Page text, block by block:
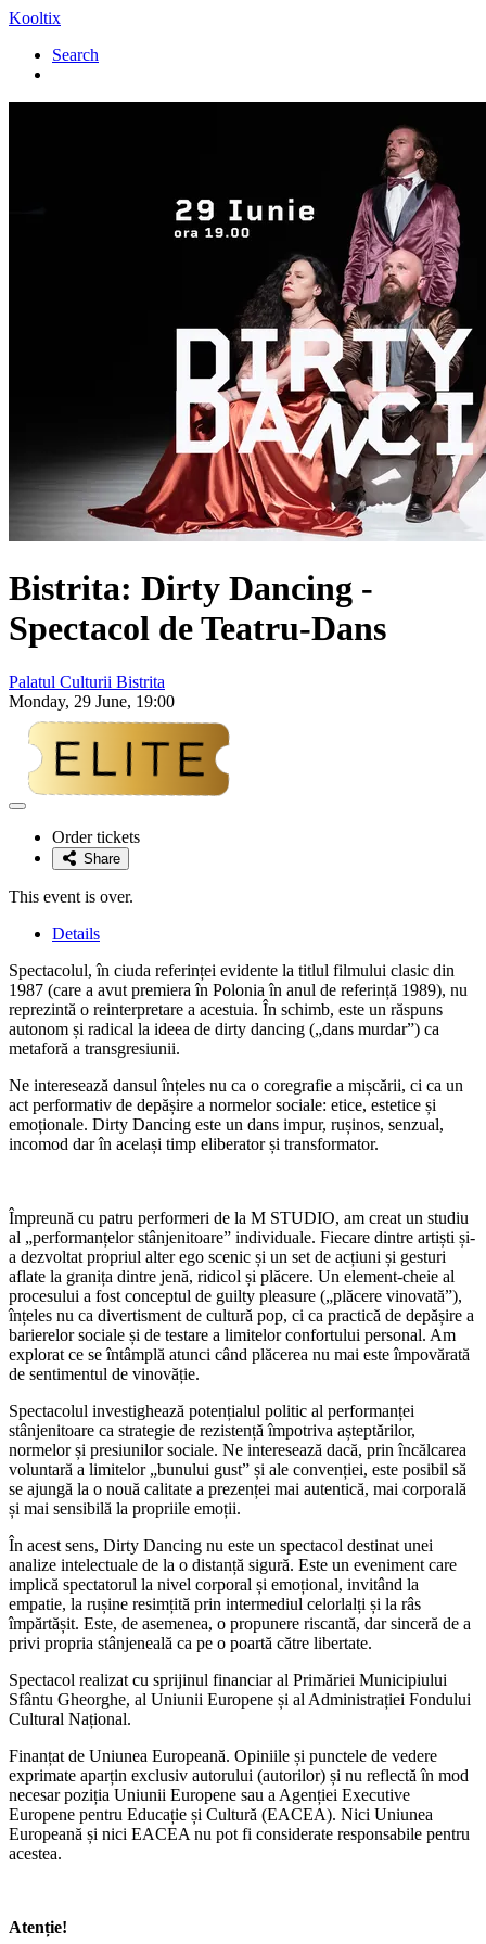
Kooltix
Search
Bistrita: Dirty Dancing -
Spectacol de Teatru-Dans
Palatul Culturii Bistrita
Monday, 29 June, 19:00
Adaugă
favoriteOrder tickets
Share
This event is over.
Details
Spectacolul, în ciuda referinței evidente la titlul filmului clasic din
1987 (care a avut premiera în Polonia în anul de referință 1989), nu
reprezintă o reinterpretare a acestuia. În schimb, este un răspuns
autonom și radical la ideea de dirty dancing („dans murdar”) ca
metaforă a transgresiunii.
Ne interesează dansul înțeles nu ca o coregrafie a mișcării, ci ca un
act performativ de depășire a normelor sociale: etice, estetice și
emoționale. Dirty Dancing este un dans impur, rușinos, senzual,
incomod dar în același timp eliberator și transformator.
Împreună cu patru performeri de la M STUDIO, am creat un studiu
al „performanțelor stânjenitoare” individuale. Fiecare dintre artiști și-
a dezvoltat propriul alter ego scenic și un set de acțiuni și gesturi
aflate la granița dintre jenă, ridicol și plăcere. Un element-cheie al
procesului a fost conceptul de guilty pleasure („plăcere vinovată”),
înțeles nu ca divertisment de cultură pop, ci ca practică de depășire a
barierelor sociale și de testare a limitelor confortului personal. Am
explorat ce se întâmplă atunci când plăcerea nu mai este împovărată
de sentimentul de vinovăție.
Spectacolul investighează potențialul politic al performanței
stânjenitoare ca strategie de rezistență împotriva așteptărilor,
normelor și presiunilor sociale. Ne interesează dacă, prin încălcarea
voluntară a limitelor „bunului gust” și ale convenției, este posibil să
se ajungă la o nouă calitate a prezenței mai autentică, mai corporală
și mai sensibilă la propriile emoții.
În acest sens, Dirty Dancing nu este un spectacol destinat unei
analize intelectuale de la o distanță sigură. Este un eveniment care
implică spectatorul la nivel corporal și emoțional, invitând la
empatie, la rușine resimțită prin intermediul celorlalți și la râs
împărtășit. Este, de asemenea, o propunere riscantă, dar sinceră de a
privi propria stânjeneală ca pe o poartă către libertate.
Spectacol realizat cu sprijinul financiar al Primăriei Municipiului
Sfântu Gheorghe, al Uniunii Europene și al Administrației Fondului
Cultural Național.
Finanțat de Uniunea Europeană. Opiniile și punctele de vedere
exprimate aparțin exclusiv autorului (autorilor) și nu reflectă în mod
necesar poziția Uniunii Europene sau a Agenției Executive
Europene pentru Educație și Cultură (EACEA). Nici Uniunea
Europeană și nici EACEA nu pot fi considerate responsabile pentru
acestea.
Atenție!